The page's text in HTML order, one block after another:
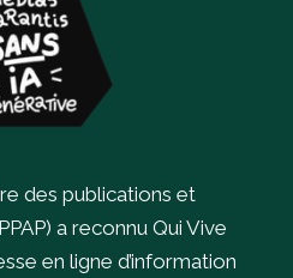
des publications et
a reconnu Qui Vive
en ligne d’information